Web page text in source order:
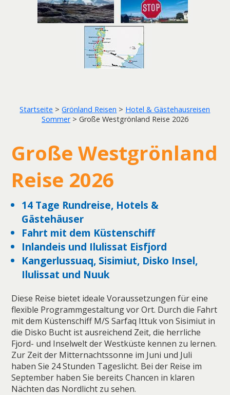
Startseite >Grönland Reisen > Hotel & Gästehausreisen
Sommer> Große Westgrönland Reise 2026
Große Westgrönland
Reise 2026
14 Tage Rundreise, Hotels &
Gästehäuser
Fahrt mit dem Küstenschiff
Inlandeis und Ilulissat Eisfjord
Kangerlussuaq, Sisimiut, Disko Insel,
Ilulissat und Nuuk
Diese Reise bietet ideale Voraussetzungen für eine
flexible Programmgestaltung vor Ort. Durch die Fahrt
mit dem Küstenschiff M/S Sarfaq Ittuk von Sisimiut in
die Disko Bucht ist ausreichend Zeit, die herrliche
Fjord- und Inselwelt der Westküste kennen zu lernen.
Zur Zeit der Mitternachtssonne im Juni und Juli
haben Sie 24 Stunden Tageslicht. Bei der Reise im
September haben Sie bereits Chancen in klaren
Nächten das Nordlicht zu sehen.